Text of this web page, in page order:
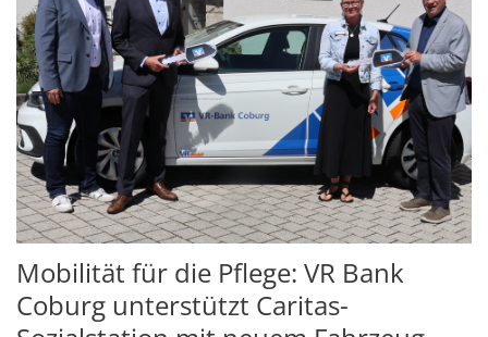
Mobilität für die Pflege: VR Bank
Coburg unterstützt Caritas-